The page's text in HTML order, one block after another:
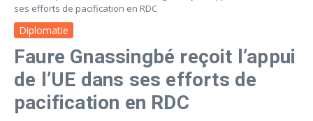
ses efforts de pacification en RDC
Diplomatie
Faure Gnassingbé reçoit l’appui
de l’UE dans ses efforts de
pacification en RDC